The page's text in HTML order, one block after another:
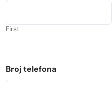
First
Broj telefona